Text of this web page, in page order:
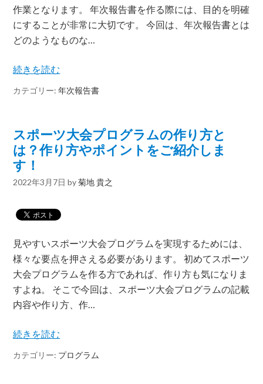
作業となります。 年次報告書を作る際には、目的を明確
にすることが非常に大切です。 今回は、年次報告書とは
どのようなものな…
続きを読む
カテゴリー:年次報告書
スポーツ大会プログラムの作り方と
は？作り方やポイントをご紹介しま
す！
2022年3月7日 by菊地 貴之
見やすいスポーツ大会プログラムを実現するためには、
様々な要点を押さえる必要があります。 初めてスポーツ
大会プログラムを作る方であれば、作り方も気になりま
すよね。 そこで今回は、スポーツ大会プログラムの記載
内容や作り方、作…
続きを読む
カテゴリー: プログラム